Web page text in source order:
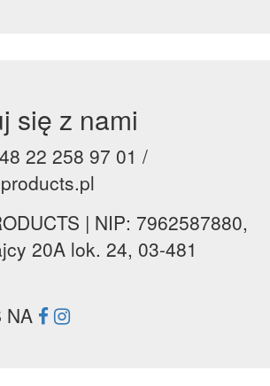
się z nami
22 258 97 01 /
| NIP: 7962587880,
20A lok. 24, 03-481
NA